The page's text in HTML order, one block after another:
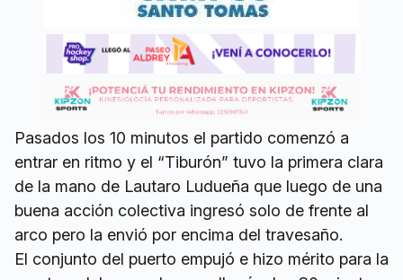
Pasados los 10 minutos el partido comenzó a
entrar en ritmo y el “Tiburón” tuvo la primera clara
de la mano de Lautaro Ludueña que luego de una
buena acción colectiva ingresó solo de frente al
arco pero la envió por encima del travesaño.
El conjunto del puerto empujó e hizo mérito para la